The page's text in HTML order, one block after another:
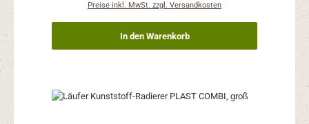
Preise inkl. MwSt. zzgl. Versandkosten
In den Warenkorb